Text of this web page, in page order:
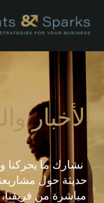
نشارك ما يحركنا
حديثة حول
مباشرة من